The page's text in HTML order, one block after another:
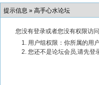
提示信息 » 高手心水论坛
您没有登录或者您没有权限访
用户组权限：你所属的用
您还不是论坛会员,请先登